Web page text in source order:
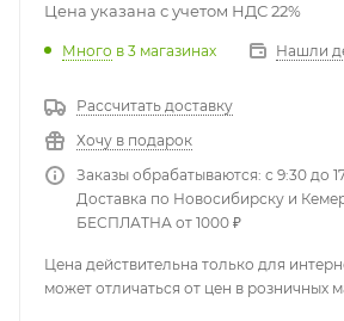
Цена указана с учетом НДС 22%
Много в 3 магазинах Нашли
Рассчитать доставку
Хочу в подарок
Заказы обрабатываются: с 9:30 до
Доставка по Новосибирску и
БЕСПЛАТНА от 1000 ₽
Цена действительна только для
может отличаться от цен в розничных